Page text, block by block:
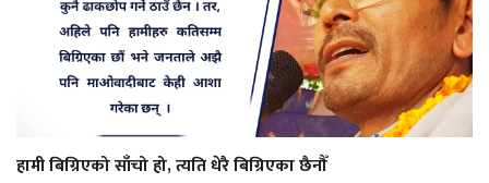
हामी बिग्रिएको साँचो हो, त्यति धेरै बिग्रिएका छैनौँ